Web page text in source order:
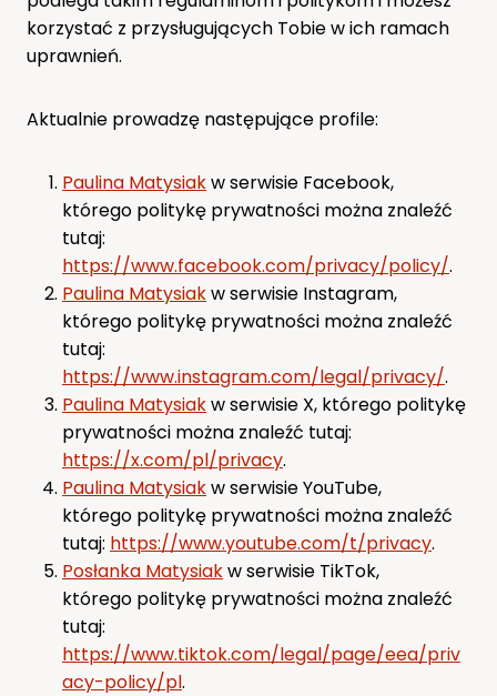
korzystać z przysługujących Tobie w ich ramach
uprawnień.
Aktualnie prowadzę następujące profile:
Paulina Matysiakw serwisie Facebook,
którego politykę prywatności można znaleźć
tutaj:
https://www.facebook.com/privacy/policy/.
Paulina Matysiakw serwisie Instagram,
którego politykę prywatności można znaleźć
tutaj:
https://www.instagram.com/legal/privacy/.
Paulina Matysiakw serwisie X, którego politykę
prywatności można znaleźć tutaj:
https://x.com/pl/privacy.
Paulina Matysiakw serwisie YouTube,
którego politykę prywatności można znaleźć
tutaj: https://www.youtube.com/t/privacy.
Posłanka Matysiakw serwisie TikTok,
którego politykę prywatności można znaleźć
tutaj:
https://www.tiktok.com/legal/page/eea/priv
acy-policy/pl.